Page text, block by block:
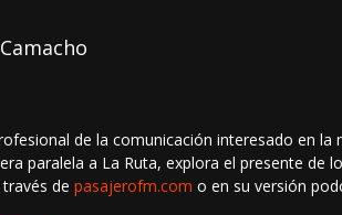
de la comunicación interesado en
paralela a La Ruta, explora el presente de
de pasajerofm.com o en su versión